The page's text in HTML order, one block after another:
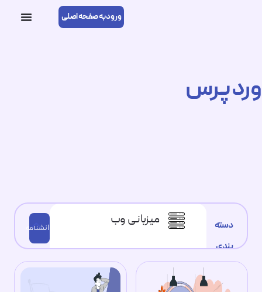
ورود به صفحه اصلی
وردپرس
دسته
بندی
میزبانی وب
اخبار و اطلاعیه ها
دانشنامه